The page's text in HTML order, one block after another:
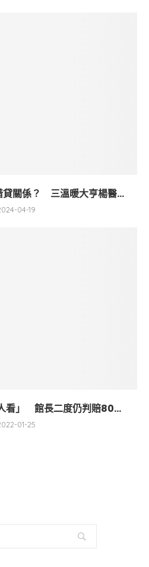
貸關係？ 三溫暖大亨楊醫...
04-19
看」 館長二度仍判賠80...
01-25